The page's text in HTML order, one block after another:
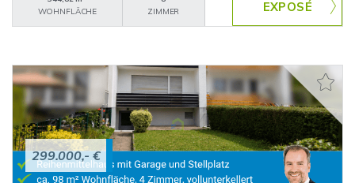
WOHNFLÄCHE
ZIMMER
299.000,- €